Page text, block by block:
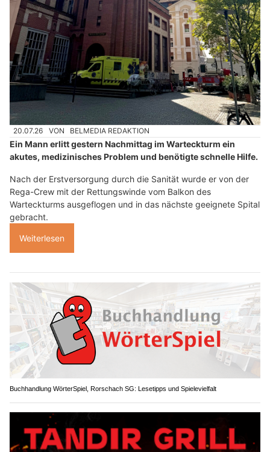
20.07.26 VON BELMEDIA REDAKTION
Ein Mann erlitt gestern Nachmittag im Warteckturm ein
akutes, medizinisches Problem und benötigte schnelle Hilfe.
Nach der Erstversorgung durch die Sanität wurde er von der
Rega-Crew mit der Rettungswinde vom Balkon des
Warteckturms ausgeflogen und in das nächste geeignete Spital
gebracht.
Weiterlesen
Buchhandlung WörterSpiel, Rorschach SG: Lesetipps und Spielevielfalt